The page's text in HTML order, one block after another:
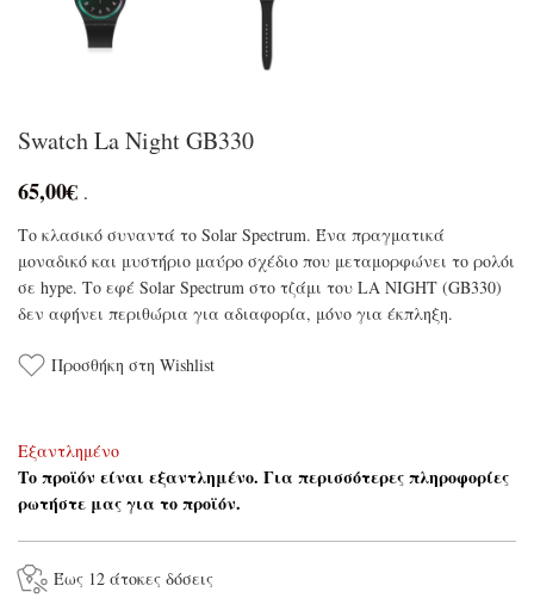
Swatch La Night GB330
65,00€ .
Το κλασικό συναντά το Solar Spectrum. Ένα πραγματικά
μοναδικό και μυστήριο μαύρο σχέδιο που μεταμορφώνει το ρολόι
σε hype. Το εφέ Solar Spectrum στο τζάμι του LA NIGHT (GB330)
δεν αφήνει περιθώρια για αδιαφορία, μόνο για έκπληξη.
Προσθήκη στη Wishlist
Εξαντλημένο
Το προϊόν είναι εξαντλημένο. Για περισσότερες πληροφορίες
ρωτήστε μας για το προϊόν.
Έως 12 άτοκες δόσεις